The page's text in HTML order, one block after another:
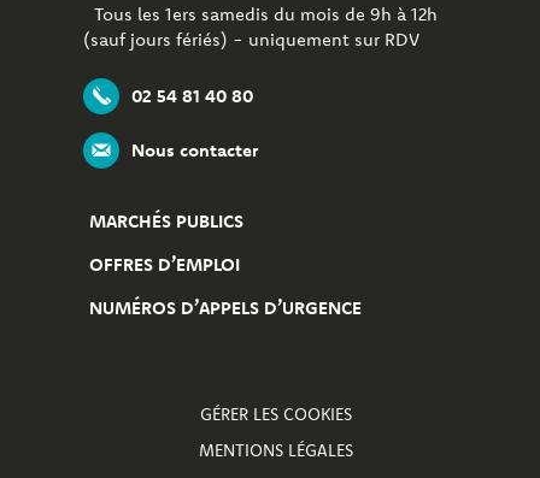
Tous les 1ers samedis du mois de 9h à 12h
(sauf jours fériés) - uniquement sur RDV
02 54 81 40 80
Nous contacter
MARCHÉS PUBLICS
OFFRES D’EMPLOI
NUMÉROS D’APPELS D’URGENCE
GÉRER LES COOKIES
MENTIONS LÉGALES